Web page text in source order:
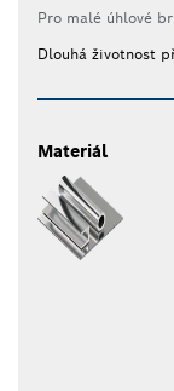
Pro malé úhlové
Dlouhá životnost
Materiál